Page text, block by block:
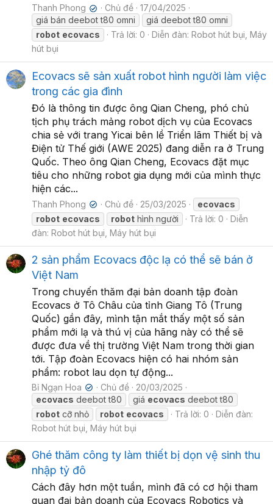
Thanh Phong ✔ Chủ đề
17/04/2025
giá bán deebot t80 omni
giá deebot t80 omni
robot ecovacs Trả lời: 0 Diễn đàn: Robot hút bụi, Máy
hút bụi
Ecovacs sẽ sản xuất robot hình người làm việc
trong các gia đình
Đó là thông tin được ông Qian Cheng, phó chủ
tịch phụ trách mảng robot dịch vụ của Ecovacs
chia sẻ với trang Yicai bên lề Triển lãm Thiết bị và
Điện tử Thế giới (AWE 2025) đang diễn ra ở Trung
Quốc. Theo ông Qian Cheng, Ecovacs đặt mục
tiêu cho những robot gia dụng mới của mình thực
hiện các...
Thanh Phong ✔ Chủ đề 25/03/2025
ecovacs
robot ecovacs robot hình người Trả lời: 0
Diễn
đàn: Robot hút bụi, Máy hút bụi
2 sản phẩm Ecovacs độc lạ có thể sẽ bán ở
Việt Nam
Trong chuyến thăm đại bản doanh tập đoàn
Ecovacs ở Tô Châu của tỉnh Giang Tô (Trung
Quốc) gần đây, mình tận mắt thấy một số sản
phẩm mới lạ và thú vị của hãng này có thể sẽ
được đưa về thị trường Việt Nam trong thời gian
tới. Tập đoàn Ecovacs hiện có hai nhóm sản
phẩm: robot lau dọn tự động...
Bỉ Ngạn Hoa ✔ Chủ đề
20/03/2025
ecovacs deebot t80 giá ecovacs deebot t80
robot cỡ nhỏ robot ecovacs Trả lời: 0
Diễn đàn:
Robot hút bụi, Máy hút bụi
Ghé thăm công ty làm thiết bị dọn vệ sinh thu
nhập tỷ đô
Cách đây hơn một tuần, mình đã có cơ hội tham
quan đại bản doanh của Ecovacs Robotics và